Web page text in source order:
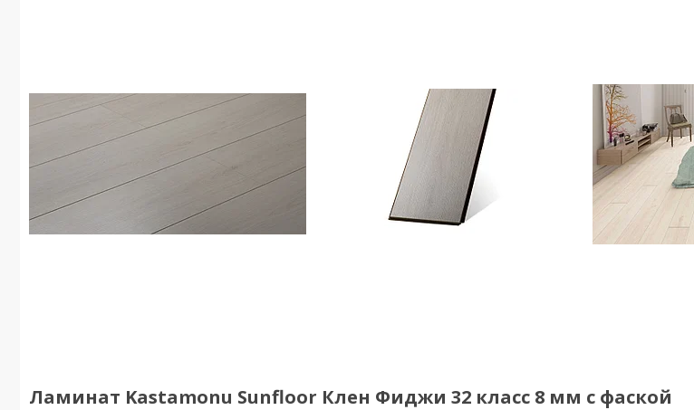
Ламинат Kastamonu Sunfloor Клен Фиджи 32 класс 8 мм с фаской